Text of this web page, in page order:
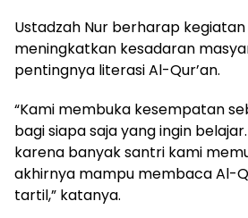
Ustadzah Nur berharap
meningkatkan kesadaran
pentingnya literasi Al-Qur’an.
“Kami membuka kesempatan
bagi siapa saja yang ingin
karena banyak santri kami
akhirnya mampu membaca Al-
tartil,” katanya.